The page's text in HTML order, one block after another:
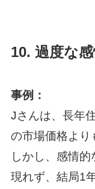
10. 過度な
事例：
Jさんは、長年
の市場価格より
しかし、感情
現れず、結局1